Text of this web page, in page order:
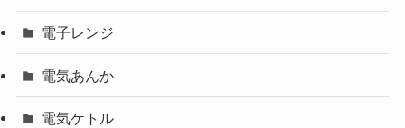
電子レンジ
電気あんか
電気ケトル